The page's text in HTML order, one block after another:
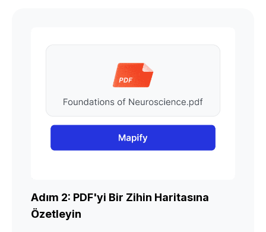
Adım 2: PDF'yi Bir Zihin Haritasına
Özetleyin